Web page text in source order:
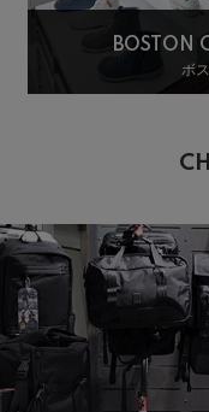
BOSTON
ボ